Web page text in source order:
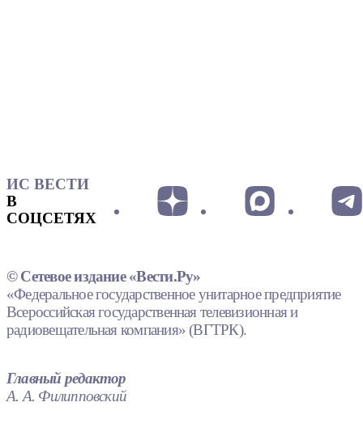
ИС ВЕСТИ
В
СОЦСЕТЯХ
© Сетевое издание «Вести.Ру»
«Федеральное государственное унитарное предприятие
Всероссийская государственная телевизионная и
радиовещательная компания» (ВГТРК).
Главный редактор
А. А. Филипповский